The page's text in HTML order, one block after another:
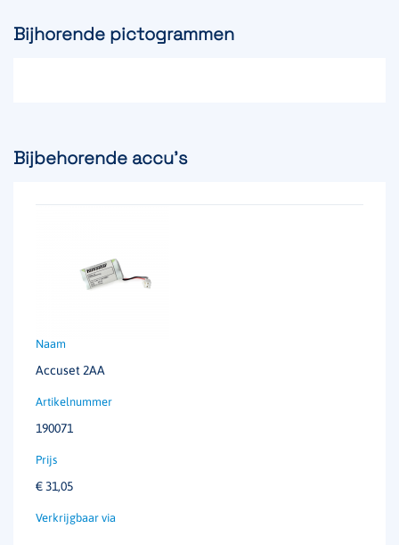
Bijhorende pictogrammen
Bijbehorende accu's
Accuset 2AA
190071
€ 31,05